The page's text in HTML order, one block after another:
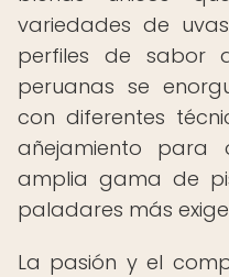
variedades de
perfiles de sabor
peruanas se
con diferentes
añejamiento para
amplia gama de
paladares más
La pasión y el